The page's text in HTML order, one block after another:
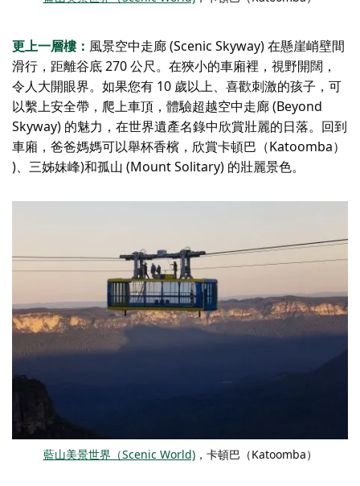
更上一層樓： 風景空中走廊 (Scenic Skyway) 在懸崖峭壁間
滑行，距離谷底 270 公尺。在狹小的車廂裡，視野開闊，
令人大開眼界。如果您有 10 歲以上、喜歡刺激的孩子，可
以繫上安全帶，爬上車頂，體驗超越空中走廊 (Beyond
Skyway) 的魅力，在世界遺產名錄中欣賞壯麗的日落。回到
車廂，爸爸媽媽可以舉杯香檳，欣賞卡頓巴（Katoomba）
)、三姊妹峰)和孤山 (Mount Solitary) 的壯麗景色。
藍山美景世界（Scenic World)，卡頓巴（Katoomba）